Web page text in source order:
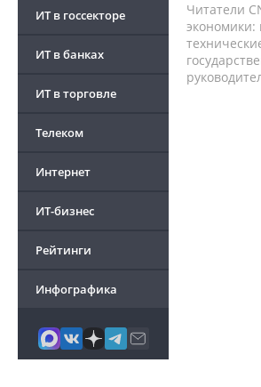
ИТ в госсекторе
ИТ в банках
ИТ в торговле
Телеком
Интернет
ИТ-бизнес
Рейтинги
Инфографика
Читатели